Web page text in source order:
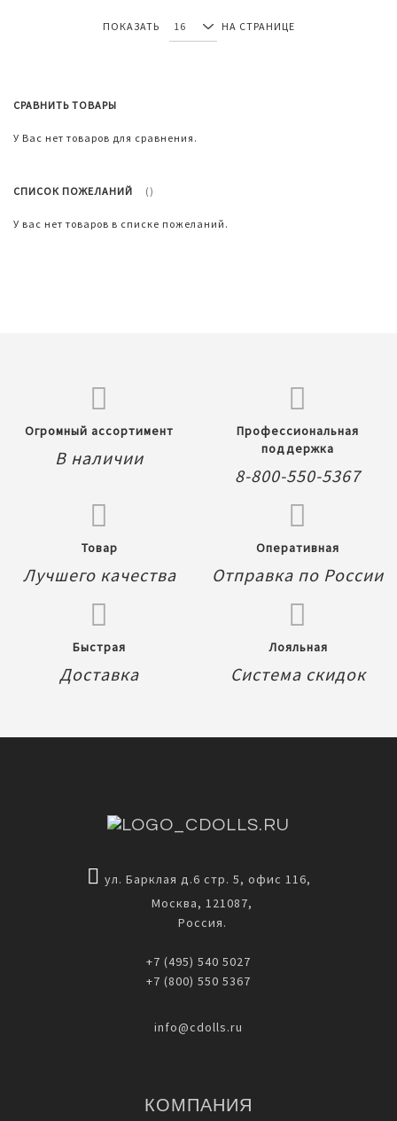
ПОКАЗАТЬ НА СТРАНИЦЕ
СРАВНИТЬ ТОВАРЫ
У Вас нет товаров для сравнения.
СПИСОК ПОЖЕЛАНИЙ
У вас нет товаров в списке пожеланий.
Огромный ассортимент
В наличии
Профессиональная
поддержка
8-800-550-5367
Товар
Лучшего качества
Оперативная
Отправка по России
Быстрая
Доставка
Лояльная
Система скидок
ул. Барклая д.6 стр. 5, офис 116,
Москва, 121087,
Россия.
+7 (495) 540 5027
+7 (800) 550 5367
info@cdolls.ru
КОМПАНИЯ